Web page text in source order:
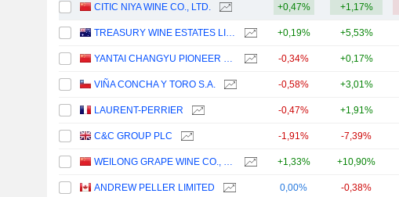
CITIC NIYA WINE CO., LTD. +0,47% +1,17%
TREASURY WINE ESTATES LIMITED +0,19% +5,53%
YANTAI CHANGYU PIONEER WINE COMPANY LIMITED -0,34% +0,17%
VIÑA CONCHA Y TORO S.A. -0,58% +3,01%
LAURENT-PERRIER -0,47% +1,91%
C&C GROUP PLC -1,91% -7,39%
WEILONG GRAPE WINE CO., LTD +1,33% +10,90%
ANDREW PELLER LIMITED 0,00% -0,38%